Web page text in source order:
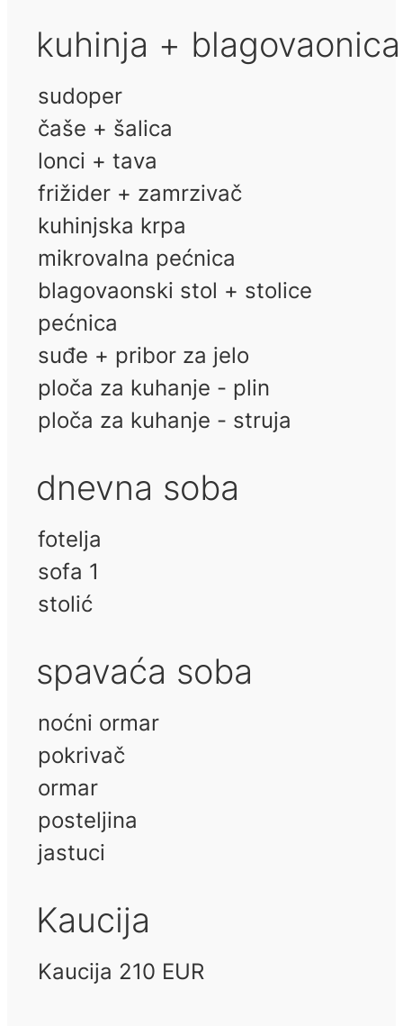
kuhinja + blagovaonica
sudoper
čaše + šalica
lonci + tava
frižider + zamrzivač
kuhinjska krpa
mikrovalna pećnica
blagovaonski stol + stolice
pećnica
suđe + pribor za jelo
ploča za kuhanje - plin
ploča za kuhanje - struja
dnevna soba
fotelja
sofa 1
stolić
spavaća soba
noćni ormar
pokrivač
ormar
posteljina
jastuci
Kaucija
Kaucija 210 EUR